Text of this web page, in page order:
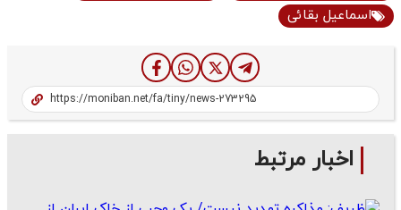
اسماعیل بقائی
اخبار مرتبط